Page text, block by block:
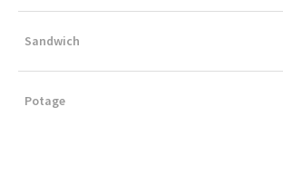
Sandwich
Potage